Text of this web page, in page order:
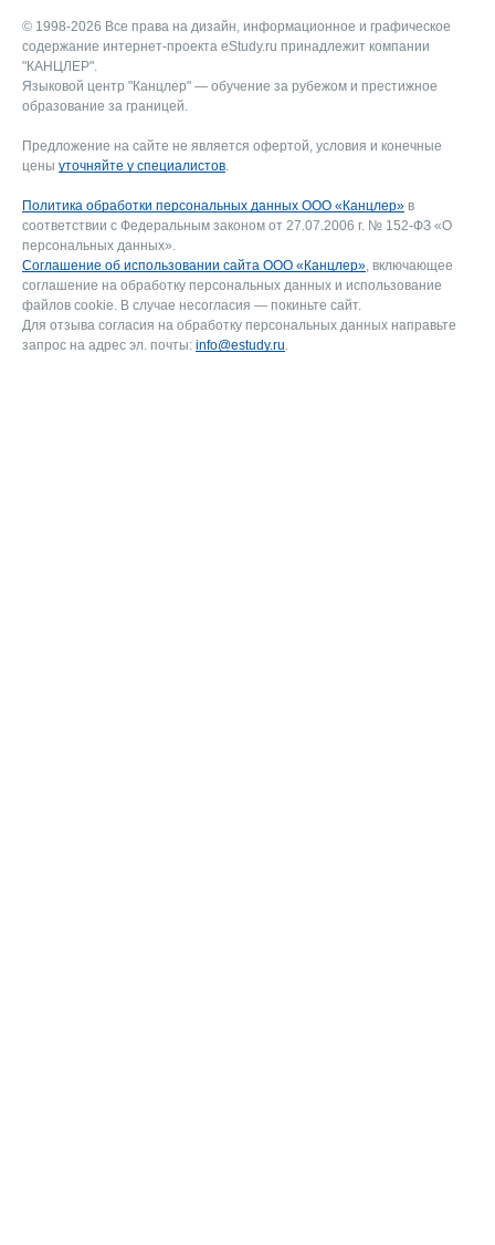
© 1998-2026 Все права на дизайн, информационное и графическое
содержание интернет-проекта eStudy.ru принадлежит компании
"КАНЦЛЕР".
Языковой центр "Канцлер" — обучение за рубежом и престижное
образование за границей.
Предложение на сайте не является офертой, условия и конечные
цены уточняйте у специалистов.
Политика обработки персональных данных ООО «Канцлер» в
соответствии с Федеральным законом от 27.07.2006 г. № 152-ФЗ «О
персональных данных».
Соглашение об использовании сайта ООО «Канцлер», включающее
соглашение на обработку персональных данных и использование
файлов cookie. В случае несогласия — покиньте сайт.
Для отзыва согласия на обработку персональных данных направьте
запрос на адрес эл. почты: info@estudy.ru.